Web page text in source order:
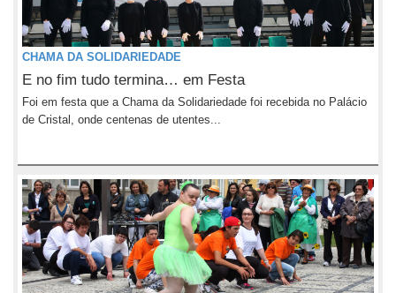
CHAMA DA SOLIDARIEDADE
E no fim tudo termina… em Festa
Foi em festa que a Chama da Solidariedade foi recebida no Palácio
de Cristal, onde centenas de utentes...